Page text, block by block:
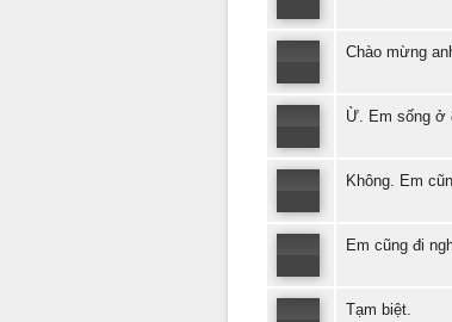
Chào mừng
Ừ. Em sống ở
Không. Em
Em cũng đi
Tạm biệt.